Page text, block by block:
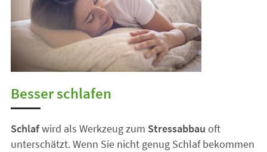
Besser schlafen
Schlafwird als Werkzeug zum Stressabbau oft
unterschätzt. Wenn Sie nicht genug Schlaf bekommen